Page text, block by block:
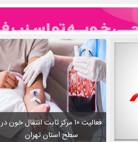
فعالیت ۱۰ مرکز ثابت انتقال خون در
سطح استان تهران